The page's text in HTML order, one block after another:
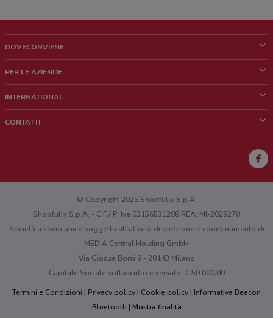
DOVECONVIENE
Chi siamo
Lavora con noi
PER LE AZIENDE
Richieste commerciali e marketing
INTERNATIONAL
CONTATTI
Hai un malfunzionamento sul web o sull'app?
© Copyright 2026 Shopfully S.p.A.
Shopfully S.p.A. - C.F / P. Iva 03156531208 REA: MI-2029270
Società a socio unico soggetta all’attività di direzione e coordinamento di
MEDIA Central Holding GmbH
Via Giosuè Borsi 9 - 20143 Milano
Capitale Sociale sottoscritto e versato: € 50.000,00
Termini e Condizioni
Privacy policy Cookie policy
Informativa Beacon
Bluetooth
Mostra finalità